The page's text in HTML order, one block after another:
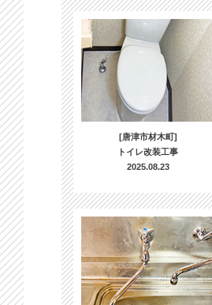
[唐津市材木町]
トイレ改装工事
2025.08.23